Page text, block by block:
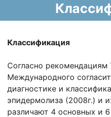
Классификация
Согласно рекомендациям
Международного
диагностике и
эпидермолиза (2008г.) и
различают 4 основных и